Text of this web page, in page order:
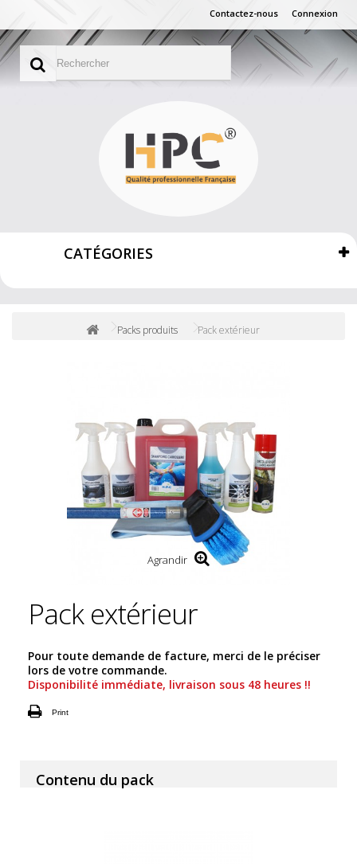
Connexion
Contactez-nous
CATÉGORIES
Packs produits Pack extérieur
Agrandir
Pack extérieur
Pour toute demande de facture, merci de le préciser
lors de votre commande.
Disponibilité immédiate, livraison sous 48 heures !!
Print
Contenu du pack